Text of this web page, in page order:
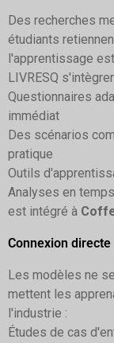
Des recherches
étudiants
l'apprentissage
LIVRESQ
Questionnaires
immédiat
Des scénarios
pratique
Outils
Analyses en
est intégré à
Connexion
Les modèles ne
mettent les
l'industrie :
Études de cas